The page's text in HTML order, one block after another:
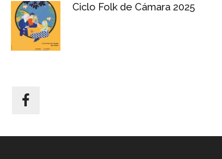
Ciclo Folk de Cámara 2025